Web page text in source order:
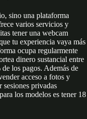
sino una plataforma
varios servicios y
tener una webcam
tu experiencia vaya más
ocupa regularmente
dinero sustancial entre
los pagos. Además de
acceso a fotos y
sesiones privadas
los modelos es tener 18